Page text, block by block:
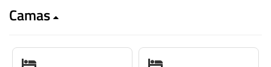
Camas